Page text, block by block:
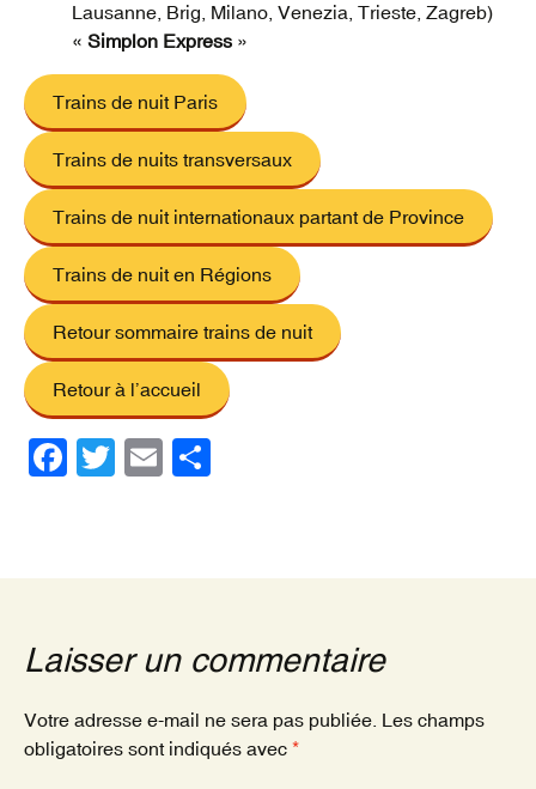
Lausanne, Brig, Milano, Venezia, Trieste, Zagreb)
« Simplon Express »
Trains de nuit Paris
Trains de nuits transversaux
Trains de nuit internationaux partant de Province
Trains de nuit en Régions
Retour sommaire trains de nuit
Retour à l’accueil
F
e
o
o
k
T
er
E
g
Laisser un commentaire
Votre adresse e-mail ne sera pas publiée. Les champs
obligatoires sont indiqués avec *